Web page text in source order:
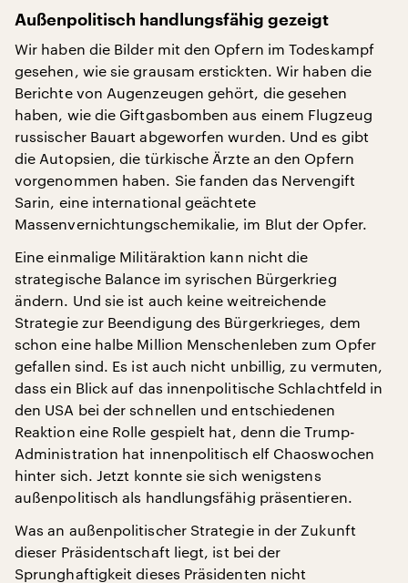
Außenpolitisch handlungsfähig gezeigt
Wir haben die Bilder mit den Opfern im Todeskampf
gesehen, wie sie grausam erstickten. Wir haben die
Berichte von Augenzeugen gehört, die gesehen
haben, wie die Giftgasbomben aus einem Flugzeug
russischer Bauart abgeworfen wurden. Und es gibt
die Autopsien, die türkische Ärzte an den Opfern
vorgenommen haben. Sie fanden das Nervengift
Sarin, eine international geächtete
Massenvernichtungschemikalie, im Blut der Opfer.
Eine einmalige Militäraktion kann nicht die
strategische Balance im syrischen Bürgerkrieg
ändern. Und sie ist auch keine weitreichende
Strategie zur Beendigung des Bürgerkrieges, dem
schon eine halbe Million Menschenleben zum Opfer
gefallen sind. Es ist auch nicht unbillig, zu vermuten,
dass ein Blick auf das innenpolitische Schlachtfeld in
den USA bei der schnellen und entschiedenen
Reaktion eine Rolle gespielt hat, denn die Trump-
Administration hat innenpolitisch elf Chaoswochen
hinter sich. Jetzt konnte sie sich wenigstens
außenpolitisch als handlungsfähig präsentieren.
Was an außenpolitischer Strategie in der Zukunft
dieser Präsidentschaft liegt, ist bei der
Sprunghaftigkeit dieses Präsidenten nicht